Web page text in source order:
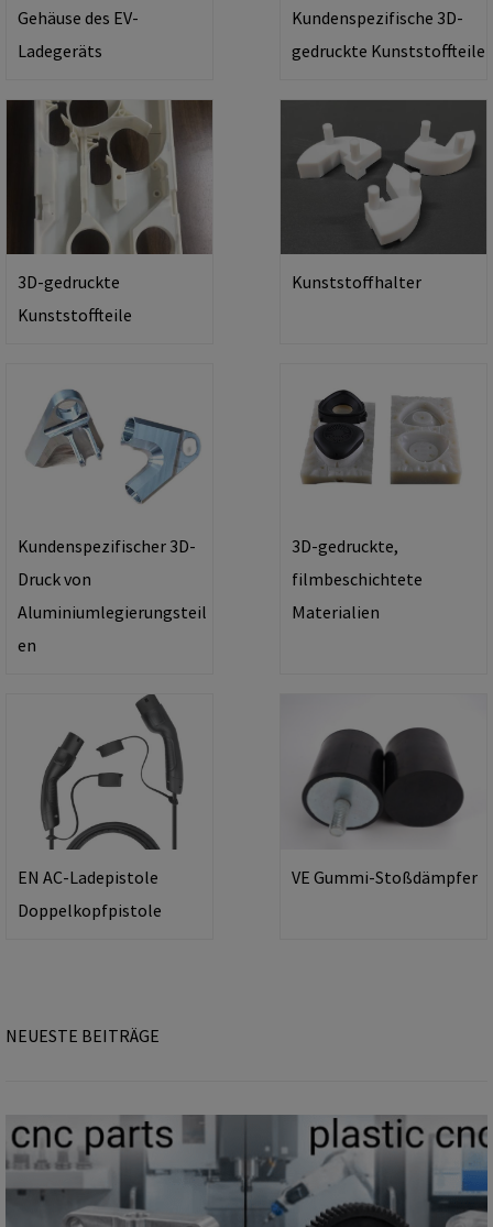
Gehäuse des EV-
Ladegeräts
Kundenspezifische 3D-
gedruckte Kunststoffteile
3D-gedruckte
Kunststoffteile
Kunststoffhalter
Kundenspezifischer 3D-
Druck von
Aluminiumlegierungsteil
en
3D-gedruckte,
filmbeschichtete
Materialien
EN AC-Ladepistole
Doppelkopfpistole
VE Gummi-Stoßdämpfer
NEUESTE BEITRÄGE